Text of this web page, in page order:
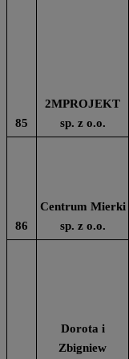
85
2MPROJEKT
sp. z o.o.
86
Centrum Mierki
sp. z o.o.
Dorota i
Zbigniew